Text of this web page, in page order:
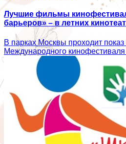
Лучшие фильмы
барьеров» – в летних
В парках Москвы проходит
Международного